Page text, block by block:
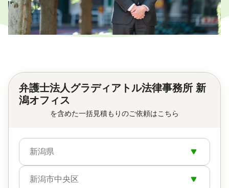
弁護士法人グラディアトル法律事務所 新
潟オフィス
を含めた一括見積もりのご依頼はこちら
新潟県
新潟市中央区